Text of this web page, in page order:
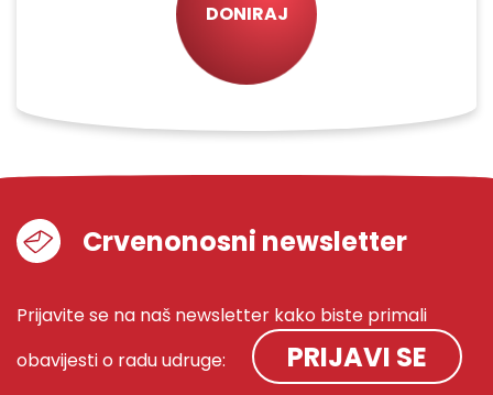
DONIRAJ
Crvenonosni newsletter
Prijavite se na naš newsletter kako biste primali
obavijesti o radu udruge:
PRIJAVI SE